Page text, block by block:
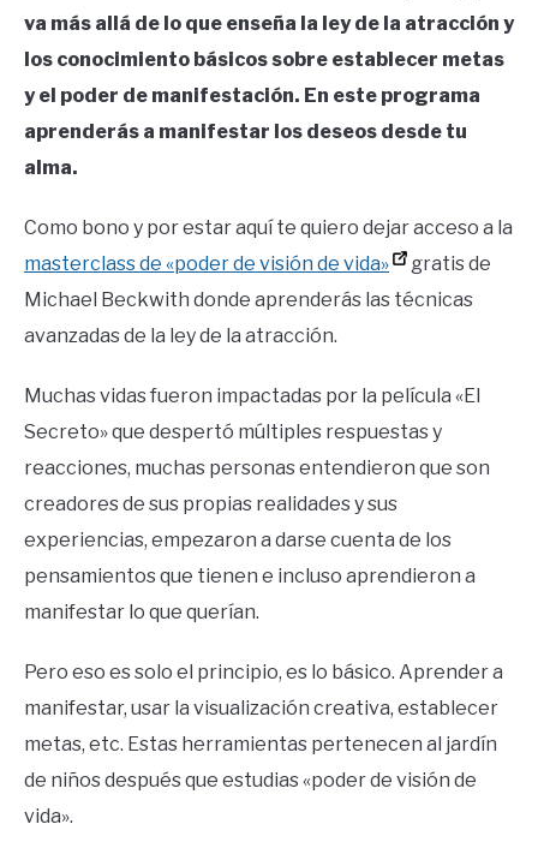
va más allá de lo que enseña la ley de la atracción y
los conocimiento básicos sobre establecer metas
y el poder de manifestación. En este programa
aprenderás a manifestar los deseos desde tu
alma.
Como bono y por estar aquí te quiero dejar acceso a la
masterclass de «poder de visión de vida»
gratis de
Michael Beckwith donde aprenderás las técnicas
avanzadas de la ley de la atracción.
Muchas vidas fueron impactadas por la película «El
Secreto» que despertó múltiples respuestas y
reacciones, muchas personas entendieron que son
creadores de sus propias realidades y sus
experiencias, empezaron a darse cuenta de los
pensamientos que tienen e incluso aprendieron a
manifestar lo que querían.
Pero eso es solo el principio, es lo básico. Aprender a
manifestar, usar la visualización creativa, establecer
metas, etc. Estas herramientas pertenecen al jardín
de niños después que estudias «poder de visión de
vida».